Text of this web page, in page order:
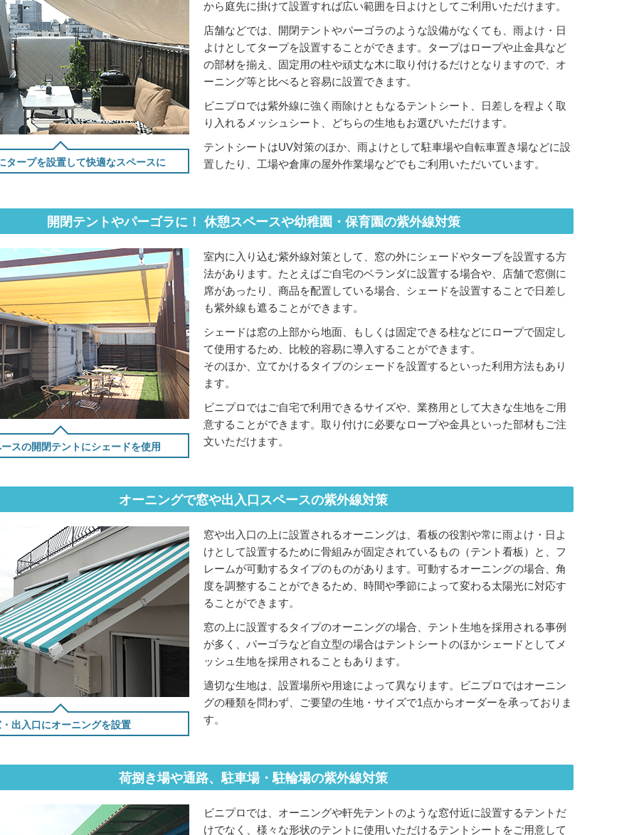
タープを設置して快適なスペースに
から庭先に掛けて設置すれば広い範囲を日よけとしてご利用いただけます。
店舗などでは、開閉テントやパーゴラのような設備がなくても、雨よけ・日
よけとしてタープを設置することができます。タープはロープや止金具など
の部材を揃え、固定用の柱や頑丈な木に取り付けるだけとなりますので、オ
ーニング等と比べると容易に設置できます。
ビニプロでは紫外線に強く雨除けともなるテントシート、日差しを程よく取
り入れるメッシュシート、どちらの生地もお選びいただけます。
テントシートはUV対策のほか、雨よけとして駐車場や自転車置き場などに設
置したり、工場や倉庫の屋外作業場などでもご利用いただいています。
開閉テントやパーゴラに！ 休憩スペースや幼稚園・保育園の紫外線対策
スの開閉テントにシェードを使用
室内に入り込む紫外線対策として、窓の外にシェードやタープを設置する方
法があります。たとえばご自宅のベランダに設置する場合や、店舗で窓側に
席があったり、商品を配置している場合、シェードを設置することで日差し
も紫外線も遮ることができます。
シェードは窓の上部から地面、もしくは固定できる柱などにロープで固定し
て使用するため、比較的容易に導入することができます。
そのほか、立てかけるタイプのシェードを設置するといった利用方法もあり
ます。
ビニプロではご自宅で利用できるサイズや、業務用として大きな生地をご用
意することができます。取り付けに必要なロープや金具といった部材もご注
文いただけます。
オーニングで窓や出入口スペースの紫外線対策
・出入口にオーニングを設置
窓や出入口の上に設置されるオーニングは、看板の役割や常に雨よけ・日よ
けとして設置するために骨組みが固定されているもの（テント看板）と、フ
レームが可動するタイプのものがあります。可動するオーニングの場合、角
度を調整することができるため、時間や季節によって変わる太陽光に対応す
ることができます。
窓の上に設置するタイプのオーニングの場合、テント生地を採用される事例
が多く、パーゴラなど自立型の場合はテントシートのほかシェードとしてメ
ッシュ生地を採用されることもあります。
適切な生地は、設置場所や用途によって異なります。ビニプロではオーニン
グの種類を問わず、ご要望の生地・サイズで1点からオーダーを承っておりま
す。
荷捌き場や通路、駐車場・駐輪場の紫外線対策
ビニプロでは、オーニングや軒先テントのような窓付近に設置するテントだ
けでなく、様々な形状のテントに使用いただけるテントシートをご用意して